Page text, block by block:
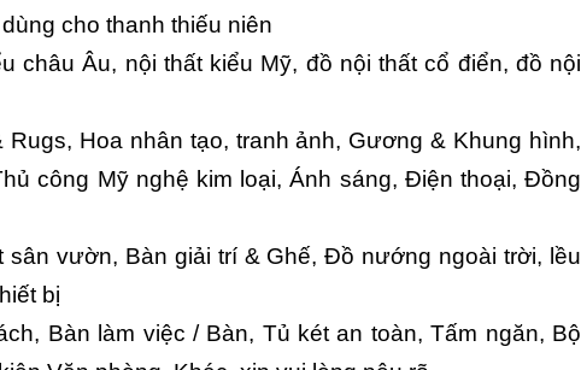
cho thanh thiếu niên
châu Âu, nội thất kiểu Mỹ, đồ nội thất cổ điển, đồ nội
Rugs, Hoa nhân tạo, tranh ảnh, Gương & Khung hình,
công Mỹ nghệ kim loại, Ánh sáng, Điện thoại, Đồng
sân vườn, Bàn giải trí & Ghế, Đồ nướng ngoài trời, lều
bị
Bàn làm việc / Bàn, Tủ két an toàn, Tấm ngăn, Bộ